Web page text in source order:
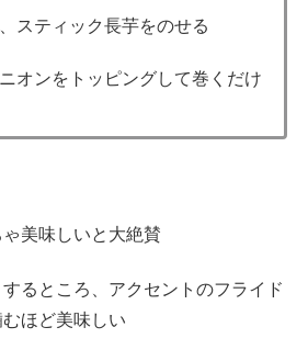
スティック長芋をのせる
オンをトッピングして巻くだけ
美味しいと大絶賛
るところ、アクセントのフライド
ほど美味しい